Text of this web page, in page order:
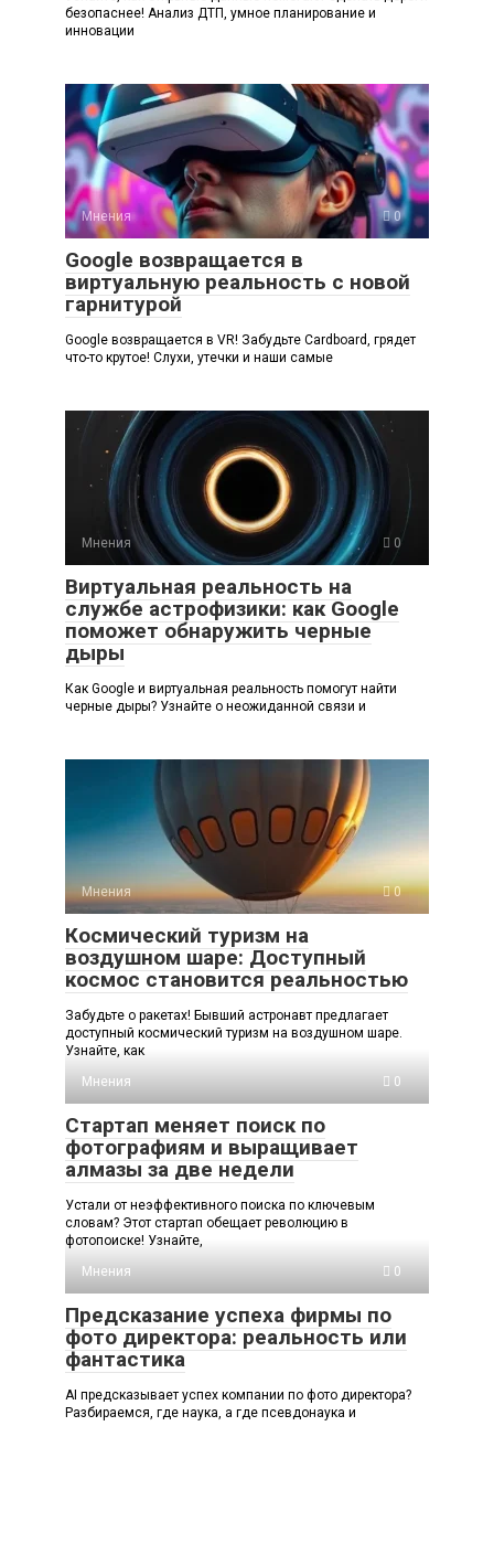
безопаснее! Анализ ДТП, умное планирование и
инновации
Мнения 0
Google возвращается в
виртуальную реальность с новой
гарнитурой
Google возвращается в VR! Забудьте Cardboard, грядет
что-то крутое! Слухи, утечки и наши самые
Мнения 0
Виртуальная реальность на
службе астрофизики: как Google
поможет обнаружить черные
дыры
Как Google и виртуальная реальность помогут найти
черные дыры? Узнайте о неожиданной связи и
Мнения 0
Космический туризм на
воздушном шаре: Доступный
космос становится реальностью
Забудьте о ракетах! Бывший астронавт предлагает
доступный космический туризм на воздушном шаре.
Узнайте, как
Мнения
0
Стартап меняет поиск по
фотографиям и выращивает
алмазы за две недели
Устали от неэффективного поиска по ключевым
словам? Этот стартап обещает революцию в
фотопоиске! Узнайте,
Мнения
0
Предсказание успеха фирмы по
фото директора: реальность или
фантастика
AI предсказывает успех компании по фото директора?
Разбираемся, где наука, а где псевдонаука и